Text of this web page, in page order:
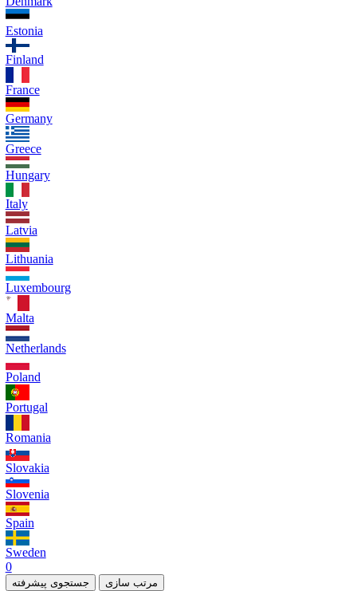
Estonia
Finland
France
Germany
Greece
Hungary
Italy
Latvia
Lithuania
Luxembourg
Malta
Netherlands
Poland
Portugal
Romania
Slovakia
Slovenia
Spain
Sweden
0
جستجوی پیشرفته مرتب سازی